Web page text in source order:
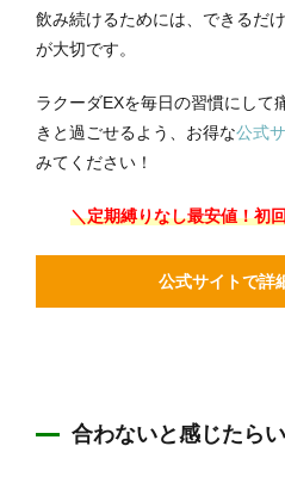
飲み続けるためには、できるだ
が大切です。
ラクーダEXを毎日の習慣にして
きと過ごせるよう、お得な公式
みてください！
＼定期縛りなし最安値！初
公式サイトで詳
合わないと感じたら